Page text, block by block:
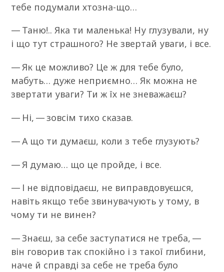
тебе подумали хтозна-що…
— Таню!.. Яка ти маленька! Ну глузували, ну
і що тут страшного? Не звертай уваги, і все.
— Як це можливо? Це ж для тебе було,
мабуть… дуже неприємно… Як можна не
звертати уваги? Ти ж їх не зневажаєш?
— Ні, — зовсім тихо сказав.
— А що ти думаєш, коли з тебе глузують?
— Я думаю… що це пройде, і все.
— І не відповідаєш, не виправдовуєшся,
навіть якщо тебе звинувачують у тому, в
чому ти не винен?
— Знаєш, за себе заступатися не треба, —
він говорив так спокійно і з такої глибини,
наче й справді за себе не треба було